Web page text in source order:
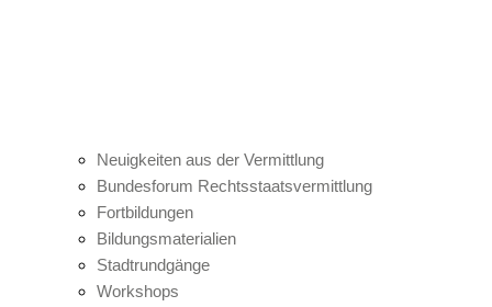
Neuigkeiten aus der Vermittlung
Bundesforum Rechtsstaatsvermittlung
Fortbildungen
Bildungsmaterialien
Stadtrundgänge
Workshops